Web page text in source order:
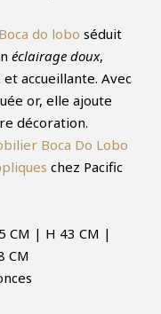
Boca do lobo séduit
éclairage doux,
accueillante. Avec
or, elle ajoute
décoration.
Boca Do Lobo
chez Pacific
CM | H 43 CM |
CM